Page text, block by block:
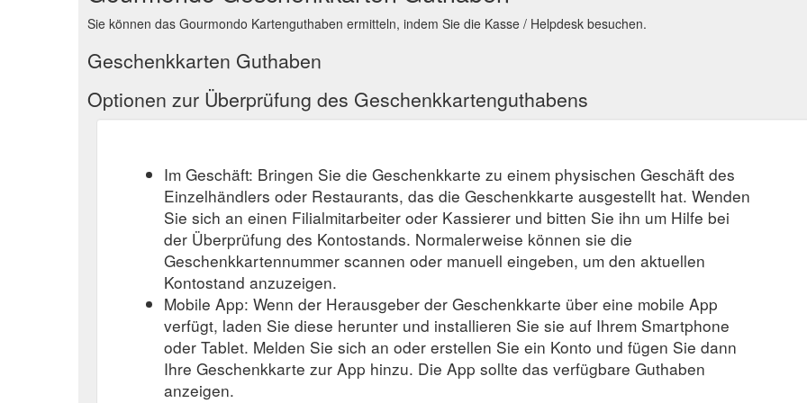
Gutschein 10 Euro mit floralem Design; Welschriesling Südsteiermark DAC 2020 0,75l; Basilikum Salz 50g; Gutschein 10
Montecucco Vermentino 2019 BIO; Geräuchertes … https://www.gourmondo.de/search/?q=::manufacturer:Anis+de+Flavigny
Sie können das Gourmondo Kartenguthaben ermitteln, indem Sie die Kasse / Helpdesk besuchen.
Geschenkkarten Guthaben
Optionen zur Überprüfung des Geschenkkartenguthabens
Im Geschäft: Bringen Sie die Geschenkkarte zu einem physischen Geschäft des
Einzelhändlers oder Restaurants, das die Geschenkkarte ausgestellt hat. Wenden
Sie sich an einen Filialmitarbeiter oder Kassierer und bitten Sie ihn um Hilfe bei
der Überprüfung des Kontostands. Normalerweise können sie die
Geschenkkartennummer scannen oder manuell eingeben, um den aktuellen
Kontostand anzuzeigen.
Mobile App: Wenn der Herausgeber der Geschenkkarte über eine mobile App
verfügt, laden Sie diese herunter und installieren Sie sie auf Ihrem Smartphone
oder Tablet. Melden Sie sich an oder erstellen Sie ein Konto und fügen Sie dann
Ihre Geschenkkarte zur App hinzu. Die App sollte das verfügbare Guthaben
anzeigen.